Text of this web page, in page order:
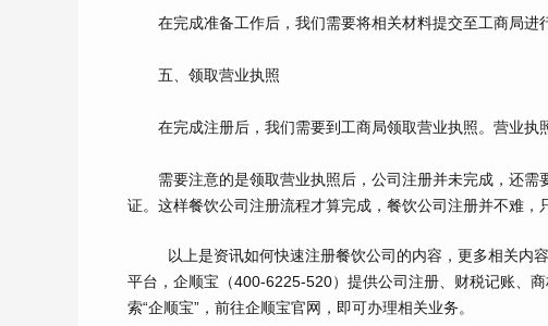
在完成准备工作后，我们需要将相关材料提交至工商局进
五、领取营业执照
在完成注册后，我们需要到工商局领取营业执照。营业执
需要注意的是领取营业执照后，公司注册并未完成，还需
证。这样餐饮公司注册流程才算完成，餐饮公司注册并不难，
以上是资讯如何快速注册餐饮公司的内容，更多相关内
平台，企顺宝（400-6225-520）提供公司注册、财税记账、
索“企顺宝”，前往企顺宝官网，即可办理相关业务。